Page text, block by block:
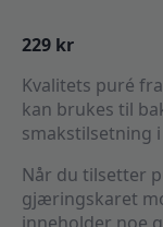
229 kr
Kvalitets puré
kan brukes til
smakstilsetning
Når du tilsetter
gjæringskaret